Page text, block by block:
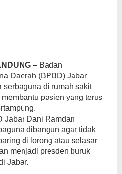
– Badan
Daerah (BPBD) Jabar
serbaguna di rumah sakit
pasien yang terus
Jabar Dani Ramdan
dibangun agar tidak
di lorong atau selasar
menjadi presden buruk
Jabar.